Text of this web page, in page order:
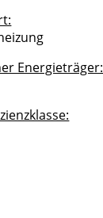
Energieträger: